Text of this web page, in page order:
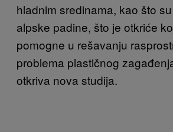
hladnim sredinama, kao što
alpske padine, što je otkriće
pomogne u rešavanju
problema plastičnog
otkriva nova studija.